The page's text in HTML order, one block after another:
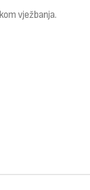
vježbanja.